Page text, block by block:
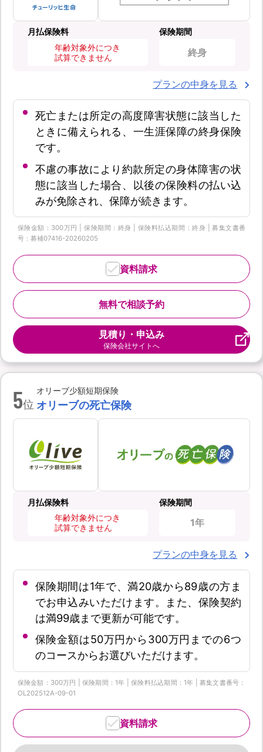
月払保険料
年齢対象外につき
試算できません
保険期間
終身
プランの中身を見る
死亡または所定の高度障害状態に該当した
ときに備えられる、一生涯保障の終身保険
です。
不慮の事故により約款所定の身体障害の状
態に該当した場合、以後の保険料の払い込
みが免除され、保障が続きます。
保険金額：300万円 | 保険期間：終身 | 保険料払込期間：終身 | 募集文書番
号：募補07416-20260205
無料で相談予約
資料請求
見積り・申込み
保険会社サイトへ
5位
オリーブ少額短期保険
オリーブの死亡保険
月払保険料
年齢対象外につき
試算できません
保険期間
1年
プランの中身を見る
保険期間は1年で、満20歳から89歳の方ま
でお申込みいただけます。また、保険契約
は満99歳まで更新が可能です。
保険金額は50万円から300万円までの6つ
のコースからお選びいただけます。
保険金額：300万円 | 保険期間：1年 | 保険料払込期間：1年 | 募集文書番号：
OL202512A-09-01
資料請求